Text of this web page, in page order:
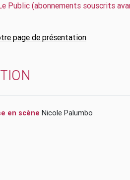
Public (abonnements souscrits
page de présentation
en scène Nicole Palumbo